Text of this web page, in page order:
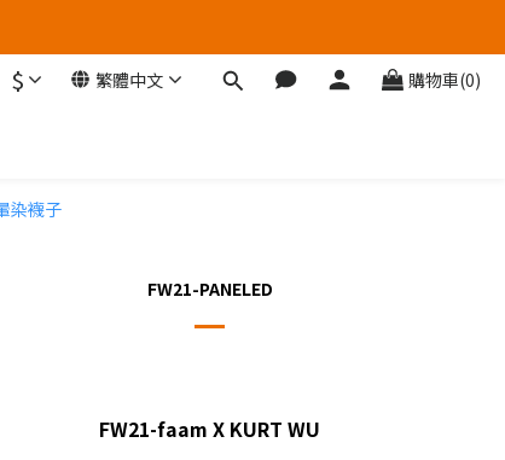
$ 繁體中文 購物車(0)
FW21-PANELED
FW21-faam X KURT WU